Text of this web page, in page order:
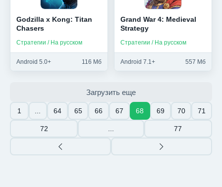
Godzilla x Kong: Titan
Chasers
Стратегии / На русском
Android 5.0+ 116 Мб
Grand War 4: Medieval
Strategy
Стратегии / На русском
Android 7.1+ 557 Мб
Загрузить еще
1 64 65 66 67 68 69 70 71
72 77